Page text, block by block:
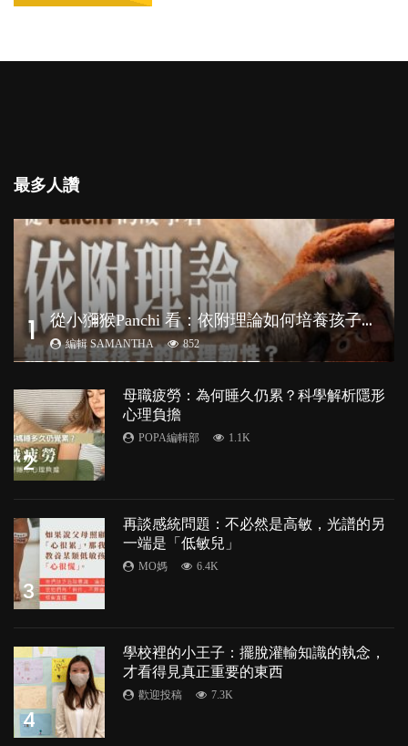
最多人讚
1 從
小獼猴Panchi 看：依附理論如何培養孩子心理韌性？
編輯 SAMANTHA 852
2
母職疲勞：為何睡久仍累？科學解析隱形
心理負擔
POPA編輯部 1.1K
3
再談感統問題：不必然是高敏，光譜的另
一端是「低敏兒」
MO媽 6.4K
4
學校裡的小王子：擺脫灌輸知識的執念，
才看得見真正重要的東西
歡迎投稿 7.3K